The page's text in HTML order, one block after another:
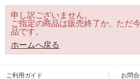
申し訳ございません。
ご指定の商品は販売終了か、ただ
品です。
ホームへ戻る
ご利用ガイド お問